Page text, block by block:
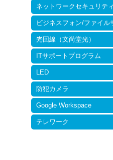
ネットワークセキュリティ
ビジネスフォン/ファイル
ー
光回線（文尚堂光）
ITサポートプログラム
LED
防犯カメラ
Google Workspace
テレワーク